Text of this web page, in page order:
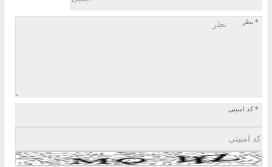
* نظر
* کد امنیتی